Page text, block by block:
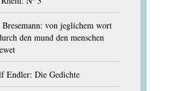
von jeglichem wort
den mund den menschen
Endler: Die Gedichte